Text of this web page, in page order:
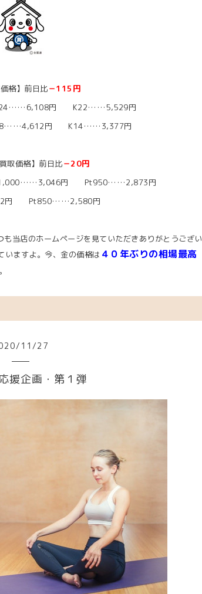
価格】前日比－115円
円 K22……5,529円
円 K14……3,377円
取価格】前日比－20円
円 Pt950……2,873円
円 Pt850……2,580円
当店のホームページを見ていただきありがとうござい
ますよ。 今、金の価格は ４０年ぶりの相場最高
/ 11 /27
援企画・第１弾